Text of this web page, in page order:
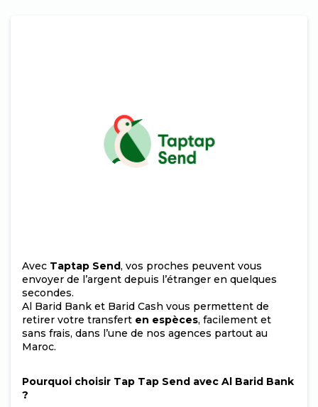
Avec Taptap Send, vos proches peuvent vous
envoyer de l’argent depuis l’étranger en quelques
secondes.
Al Barid Bank et Barid Cash vous permettent de
retirer votre transfert en espèces, facilement et
sans frais, dans l’une de nos agences partout au
Maroc.
Pourquoi choisir Tap Tap Send avec Al Barid Bank
?